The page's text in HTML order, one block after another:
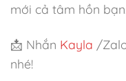
mới cả tâm hồn bạn.
📩 Nhắn Kayla /
nhé!